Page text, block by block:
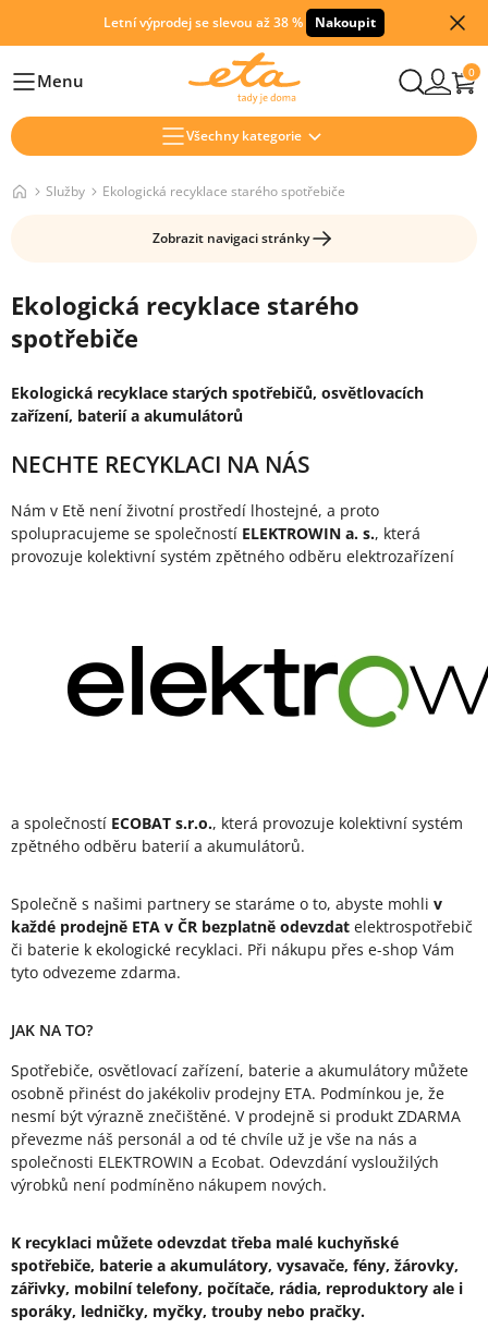
Letní výprodej se slevou až 38 % Nakoupit
HlavníMenu 0
Všechny kategorie
Služby Ekologická recyklace starého spotřebiče
Zobrazit navigaci stránky
Ekologická recyklace starého
spotřebiče
Ekologická recyklace starých spotřebičů, osvětlovacích
zařízení, baterií a akumulátorů
NECHTE RECYKLACI NA NÁS
Nám v Etě není životní prostředí lhostejné, a proto
spolupracujeme se společností ELEKTROWIN a. s., která
provozuje kolektivní systém zpětného odběru elektrozařízení
a společností ECOBAT s.r.o., která provozuje kolektivní systém
zpětného odběru baterií a akumulátorů.
Společně s našimi partnery se staráme o to, abyste mohli v
každé prodejně ETA v ČR bezplatně odevzdat elektrospotřebič
či baterie k ekologické recyklaci. Při nákupu přes e-shop Vám
tyto odvezeme zdarma.
JAK NA TO?
Spotřebiče, osvětlovací zařízení, baterie a akumulátory můžete
osobně přinést do jakékoliv prodejny ETA. Podmínkou je, že
nesmí být výrazně znečištěné. V prodejně si produkt ZDARMA
převezme náš personál a od té chvíle už je vše na nás a
společnosti ELEKTROWIN a Ecobat. Odevzdání vysloužilých
výrobků není podmíněno nákupem nových.
K recyklaci můžete odevzdat třeba malé kuchyňské
spotřebiče, baterie a akumulátory, vysavače, fény, žárovky,
zářivky, mobilní telefony, počítače, rádia, reproduktory ale i
sporáky, ledničky, myčky, trouby nebo pračky.